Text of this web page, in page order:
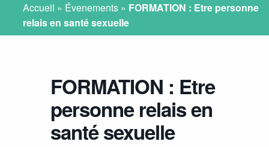
Accueil » Évenements » FORMATION : Etre personne
relais en santé sexuelle
FORMATION : Etre
personne relais en
santé sexuelle